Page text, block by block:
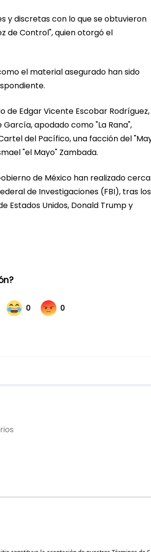
y discretas con lo que se obtuvieron
de Control", quien otorgó el
el material asegurado han sido
de Edgar Vicente Escobar Rodríguez,
apodado como "La Rana",
del Pacífico, una facción del
"el Mayo" Zambada.
de México han realizado
de Investigaciones (FBI), tras los
Estados Unidos, Donald Trump y